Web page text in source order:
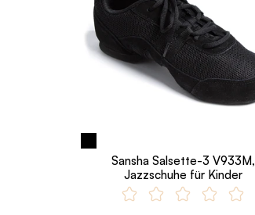
Sansha Salsette-3 V933M,
Jazzschuhe für Kinder